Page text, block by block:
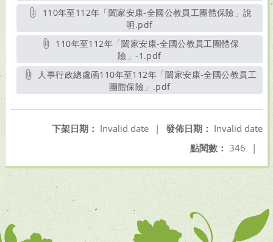
明.pdf另開新視窗
險」-1.pdf另開新視窗
團體保險」.pdf另開新視窗
發佈日期： Invalid date
下架日期： Invalid date
|
點閱數： 346 |